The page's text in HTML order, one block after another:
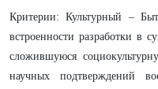
Критерии: Культурный –
встроенности разработки в
сложившуюся
научных подтверждений